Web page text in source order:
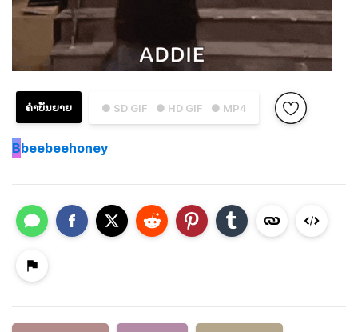
● SD GIF ● HD GIF ● MP4
ຄຳບັນຍາຍ
Bbeebeehoney